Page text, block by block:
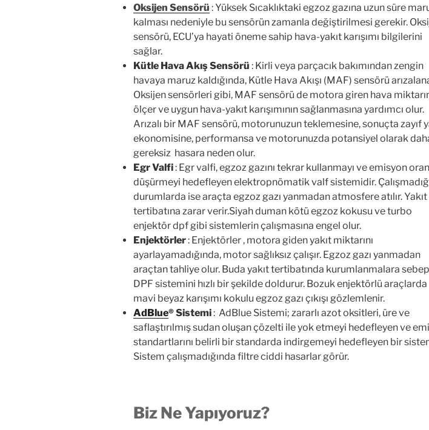
Oksijen Sensörü : Yüksek Sıcaklıktaki egzoz gazına uzun süre
kalması nedeniyle bu sensörün zamanla değiştirilmesi gerekir.
sensörü, ECU’ya hayati öneme sahip hava-yakıt karışımı bilgilerini
sağlar.
Kütle Hava Akış Sensörü : Kirli veya parçacık bakımından zengin
havaya maruz kaldığında, Kütle Hava Akışı (MAF) sensörü
Oksijen sensörleri gibi, MAF sensörü de motora giren hava
ölçer ve uygun hava-yakıt karışımının sağlanmasına yardımcı olur.
Arızalı bir MAF sensörü, motorunuzun teklemesine, sonuçta zayıf
ekonomisine, performansa ve motorunuzda potansiyel olarak
gereksiz hasara neden olur.
Egr Valfi: Egr valfi, egzoz gazını tekrar kullanmayı ve emisyon
düşürmeyi hedefleyen elektropnömatik valf sistemidir.
durumlarda ise araçta egzoz gazı yanmadan atmosfere atılır. Yakıt
tertibatına zarar verir.Siyah duman kötü egzoz kokusu ve turbo
enjektör dpf gibi sistemlerin çalışmasına engel olur.
Enjektörler: Enjektörler , motora giden yakıt miktarını
ayarlayamadığında, motor sağlıksız çalışır. Egzoz gazı yanmadan
araçtan tahliye olur. Buda yakıt tertibatında kurumlanmalara
DPF sistemini hızlı bir şekilde doldurur. Bozuk enjektörlü araçlarda
mavi beyaz karışımı kokulu egzoz gazı çıkışı gözlemlenir.
AdBlue®Sistemi: AdBlue Sistemi; zararlı azot oksitleri, üre ve
saflaştırılmış sudan oluşan çözelti ile yok etmeyi hedefleyen ve
standartlarını belirli bir standarda indirgemeyi hedefleyen bir
Sistem çalışmadığında filtre ciddi hasarlar görür.
Biz Ne Yapıyoruz?